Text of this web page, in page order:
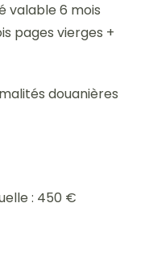
valable 6 mois
pages vierges +
douanières
: 450 €